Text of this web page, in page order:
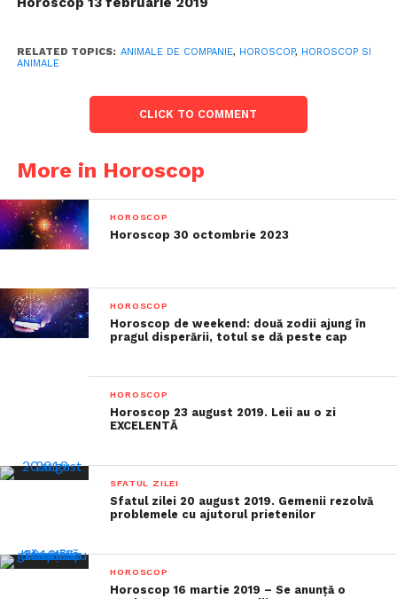
RELATED TOPICS: ANIMALE DE COMPANIE, HOROSCOP, HOROSCOP SI
ANIMALE
CLICK TO COMMENT
More in Horoscop
HOROSCOP
Horoscop 30 octombrie 2023
HOROSCOP
Horoscop de weekend: două zodii ajung în
pragul disperării, totul se dă peste cap
HOROSCOP
Horoscop 23 august 2019. Leii au o zi
EXCELENTĂ
SFATUL ZILEI
Sfatul zilei 20 august 2019. Gemenii rezolvă
problemele cu ajutorul prietenilor
HOROSCOP
Horoscop 16 martie 2019 – Se anunță o